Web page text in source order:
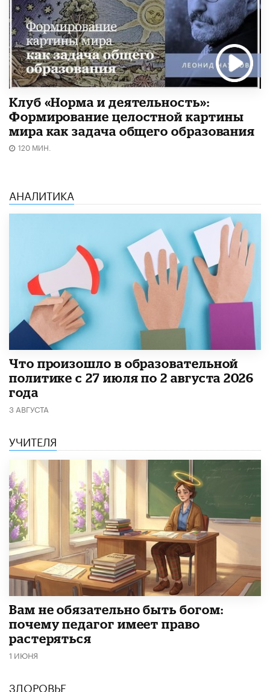
Клуб «Норма и деятельность»:
Формирование целостной картины
мира как задача общего образования
120 МИН.
АНАЛИТИКА
​Что произошло в образовательной
политике с 27 июля по 2 августа 2026
года
3 АВГУСТА
УЧИТЕЛЯ
​Вам не обязательно быть богом:
почему педагог имеет право
растеряться
1 ИЮНЯ
ЗДОРОВЬЕ